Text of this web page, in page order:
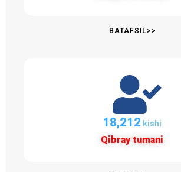
BATAFSIL>>
18,330 kishi
Qibray tumani